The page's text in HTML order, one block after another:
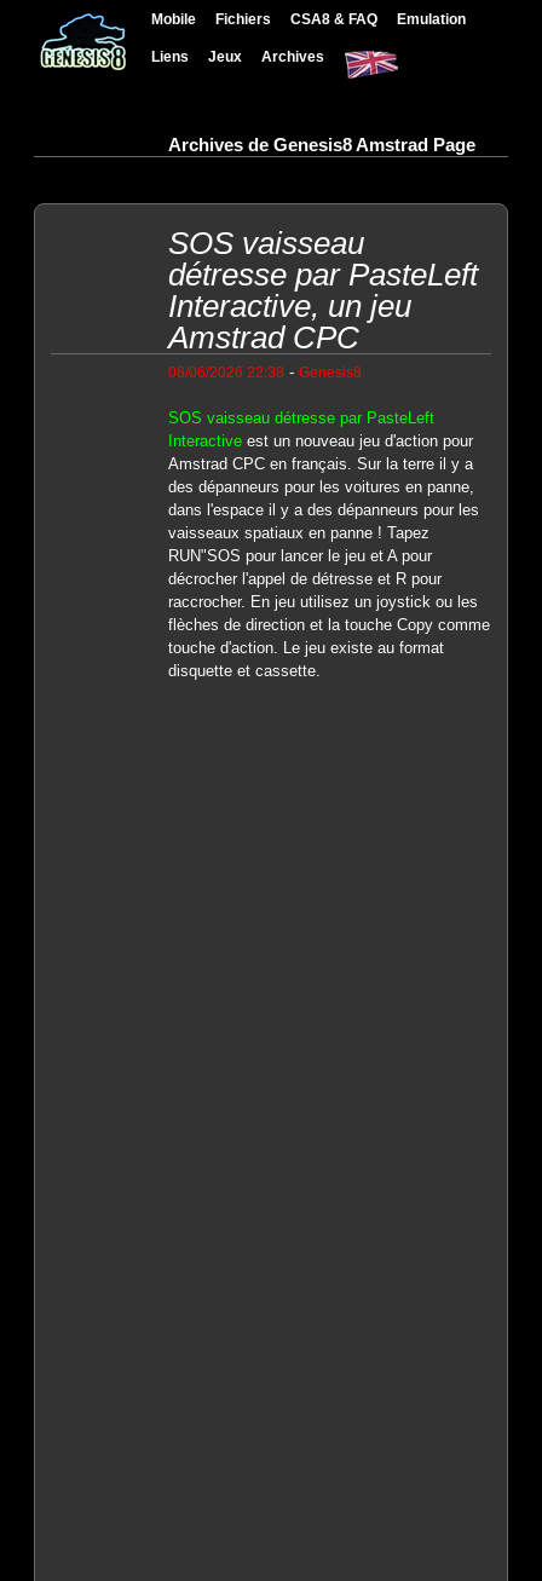
Mobile Fichiers CSA8 & FAQ Emulation
Liens Jeux Archives
Archives de Genesis8 Amstrad Page
SOS vaisseau
détresse par PasteLeft
Interactive, un jeu
Amstrad CPC
08/06/2026 22:38 - Genesis8
SOS vaisseau détresse par PasteLeft
Interactiveest un nouveau jeu d'action pour
Amstrad CPC en français. Sur la terre il y a
des dépanneurs pour les voitures en panne,
dans l'espace il y a des dépanneurs pour les
vaisseaux spatiaux en panne ! Tapez
RUN"SOS pour lancer le jeu et A pour
décrocher l'appel de détresse et R pour
raccrocher. En jeu utilisez un joystick ou les
flèches de direction et la touche Copy comme
touche d'action. Le jeu existe au format
disquette et cassette.